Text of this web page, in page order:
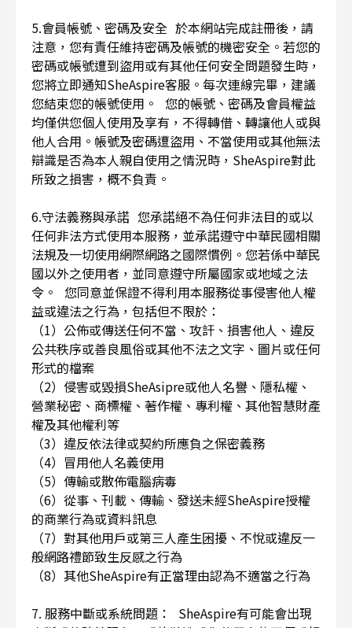
5.會員帳號、密碼及安全 於本網站完成註冊後，請
注意，您有責任維持密碼及帳號的機密安全。若您的
密碼或帳號遭到盜用或有其他任何安全問題發生時，
您將立即通知SheAspire客服。每次連線完畢，建議
您結束您的帳號使用。 您的帳號、密碼及會員權益
均僅供您個人使用及享有，不得轉借、轉讓他人或與
他人合用。帳號及密碼遭盜用、不當使用或其他無法
辯識是否為本人親自使用之情況時，SheAspire對此
所致之損害，概不負責。
6.守法義務與承諾 您承諾絕不為任何非法目的或以
任何非法方式使用本服務，並承諾遵守中華民國相關
法規及一切使用網際網路之國際慣例。您若係中華民
國以外之使用者，並同意遵守所屬國家或地域之法
令。 您同意並保證不得利用本服務從事侵害他人權
益或違法之行為，包括但不限於：
（1）公佈或傳送任何不當、攻訐、損害他人、違反
公共秩序或善良風俗或其他不法之文字、圖片或任何
形式的檔案
（2）侵害或毀損SheAsipre或他人名譽、隱私權、
營業秘密、商標權、著作權、專利權、其他智慧財產
權及其他權利等
（3）違反依法律或契約所應負之保密義務
（4）冒用他人名義使用
（5）傳輸或散佈電腦病毒
（6）從事、刊載、傳輸、發送未經SheAspire授權
的商業行為或資料訊息
（7）對其他用戶或第三人產生困擾、不悅或違反一
般網路禮節致生反感之行為
（8）其他SheAspire有正當理由認為不適當之行為
7. 服務中斷或系統問題： SheAspire有可能會出現